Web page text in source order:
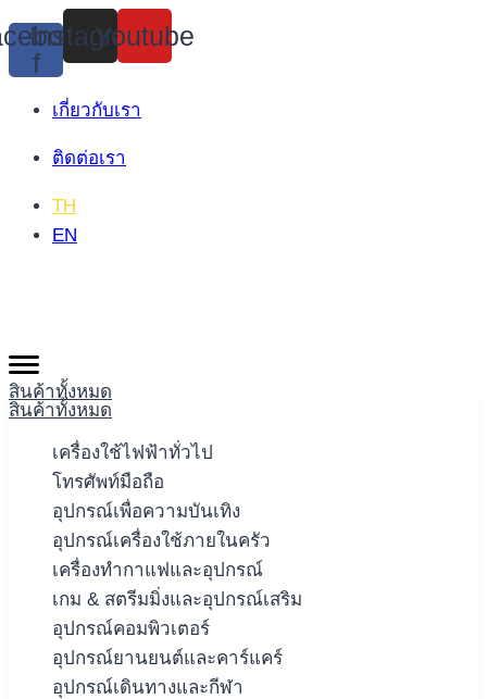
Skip
to
content
f
Instagram
Youtube
เกี่ยวกับเรา
ติดต่อเรา
TH
EN
สินค้าทั้งหมด
สินค้าทั้งหมด
เครื่องใช้ไฟฟ้าทั่วไป
โทรศัพท์มือถือ
อุปกรณ์เพื่อความบันเทิง
อุปกรณ์เครื่องใช้ภายในครัว
เครื่องทำกาแฟและอุปกรณ์
เกม & สตรีมมิ่งและอุปกรณ์เสริม
อุปกรณ์คอมพิวเตอร์
อุปกรณ์ยานยนต์และคาร์แคร์
อุปกรณ์เดินทางและกีฬา